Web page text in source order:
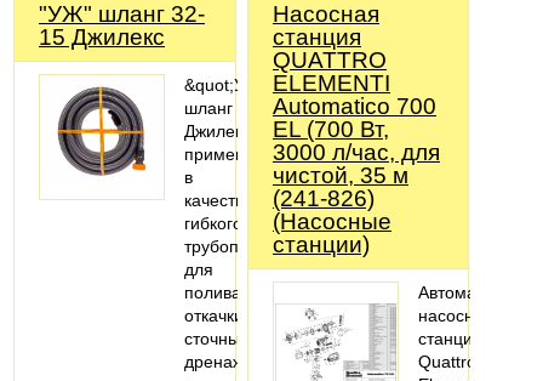
"УЖ" шланг 32-
15 Джилекс
&quot;УЖ&quot;
шланг
Джилекс
применяется
в
качестве
гибкого
трубопровода
для
полива,
откачки
сточных,
дренажных
Насосная
станция
QUATTRO
ELEMENTI
Automatico 700
EL (700 Вт,
3000 л/час, для
чистой, 35 м
(241-826)
(Насосные
станции)
насосная
станция
Quattro